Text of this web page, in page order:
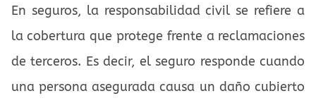
En seguros, la responsabilidad civil se refiere a
la cobertura que protege frente a reclamaciones
de terceros. Es decir, el seguro responde cuando
una persona asegurada causa un daño cubierto